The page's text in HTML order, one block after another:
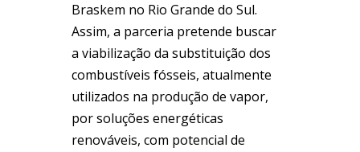
Braskem no Rio Grande do Sul.
Assim, a parceria pretende buscar
a viabilização da substituição dos
combustíveis fósseis, atualmente
utilizados na produção de vapor,
por soluções energéticas
renováveis, com potencial de